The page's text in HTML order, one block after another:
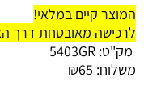
המוצר קיים במלאי!
לרכישה מאובטחת דרך
מק"ט: 5403GR
משלוח:
₪65